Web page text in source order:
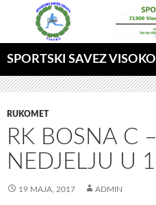
SPORTSKI SAVEZ VISOKO
RUKOMET
RK BOSNA C
NEDJELJU U
19 MAJA, 2017 ADMIN